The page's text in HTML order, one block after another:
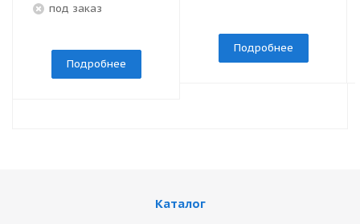
под заказ
Подробнее
Подробнее
Каталог